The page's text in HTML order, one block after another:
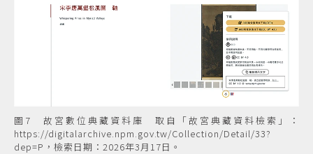
圖7 故宮數位典藏資料庫 取自「故宮典藏資料檢索」：
https://digitalarchive.npm.gov.tw/Collection/Detail/33?
dep=P，檢索日期：2026年3月17日。